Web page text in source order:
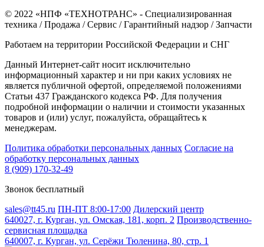
© 2022 «НПФ «ТЕХНОТРАНС» - Специализированная
техника / Продажа / Сервис / Гарантийный надзор / Запчасти
Работаем на территории Российской Федерации и СНГ
Данный Интернет-сайт носит исключительно
информационный характер и ни при каких условиях не
является публичной офертой, определяемой положениями
Статьи 437 Гражданского кодекса РФ. Для получения
подробной информации о наличии и стоимости указанных
товаров и (или) услуг, пожалуйста, обращайтесь к
менеджерам.
Политика обработки персональных данных Согласие на
обработку персональных данных
8 (909) 170-32-49
Звонок бесплатный
sales@tt45.ru ПН-ПТ 8:00-17:00 Дилерский центр
640027, г. Курган, ул. Омская, 181, корп. 2 Производственно-
сервисная площадка
640007, г. Курган, ул. Серёжи Тюленина, 80, стр. 1